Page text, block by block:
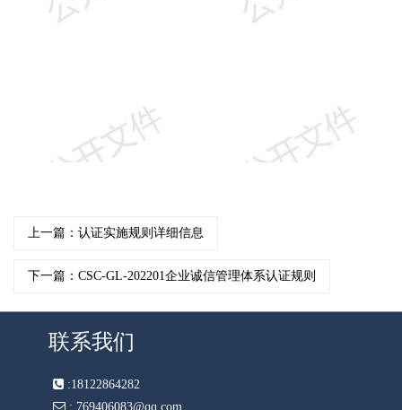
上一篇：认证实施规则详细信息
下一篇：CSC-GL-202201企业诚信管理体系认证规则
联系我们
:18122864282
: 769406083@qq.com